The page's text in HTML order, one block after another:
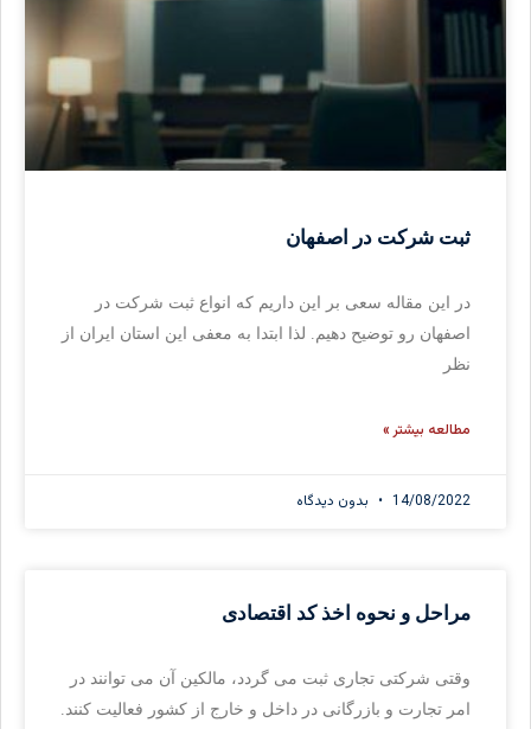
ثبت شرکت در اصفهان
در این مقاله سعی بر این داریم که انواع ثبت شرکت در
اصفهان رو توضیح دهیم. لذا ابتدا به معفی این استان ایران از
نظر
مطالعه بیشتر »
14/08/2022 بدون دیدگاه
مراحل و نحوه اخذ کد اقتصادی
وقتی شرکتی تجاری ثبت می گردد، مالکین آن می توانند در
امر تجارت و بازرگانی در داخل و خارج از کشور فعالیت کنند.